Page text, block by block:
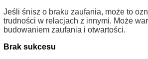
Jeśli śnisz o braku zaufania, może to
trudności w relacjach z innymi. Może
budowaniem zaufania i otwartości.
Brak sukcesu